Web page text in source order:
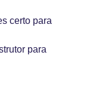
certo para
para